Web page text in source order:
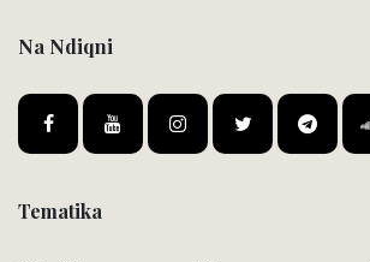
Na Ndiqni
Tematika